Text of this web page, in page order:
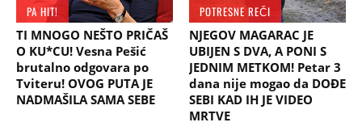
PA HIT!
TI MNOGO NEŠTO PRIČAŠ
O KU*CU! Vesna Pešić
brutalno odgovara po
Tviteru! OVOG PUTA JE
NADMAŠILA SAMA SEBE
POTRESNE REČI
NJEGOV MAGARAC JE
UBIJEN S DVA, A PONI S
JEDNIM METKOM! Petar 3
dana nije mogao da DOĐE
SEBI KAD IH JE VIDEO
MRTVE